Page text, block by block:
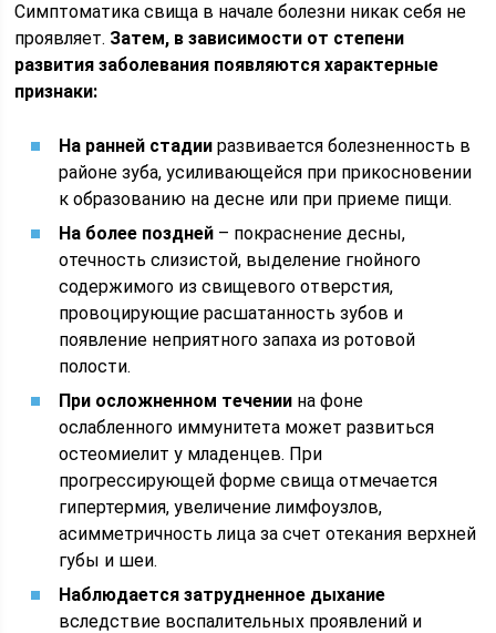
Симптоматика свища в начале болезни никак себя не
проявляет. Затем, в зависимости от степени
развития заболевания появляются характерные
признаки:
На ранней стадии развивается болезненность в
районе зуба, усиливающейся при прикосновении
к образованию на десне или при приеме пищи.
На более поздней – покраснение десны,
отечность слизистой, выделение гнойного
содержимого из свищевого отверстия,
провоцирующие расшатанность зубов и
появление неприятного запаха из ротовой
полости.
При осложненном течении на фоне
ослабленного иммунитета может развиться
остеомиелит у младенцев. При
прогрессирующей форме свища отмечается
гипертермия, увеличение лимфоузлов,
асимметричность лица за счет отекания верхней
губы и шеи.
Наблюдается затрудненное дыхание
вследствие воспалительных проявлений и